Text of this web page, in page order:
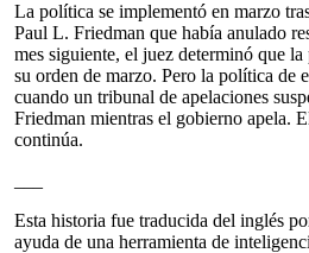
La política se implementó en marzo
Paul L. Friedman que había anulado
mes siguiente, el juez determinó que
su orden de marzo. Pero la política de
cuando un tribunal de apelaciones
Friedman mientras el gobierno apela.
continúa.
Esta historia fue traducida del inglés
ayuda de una herramienta de